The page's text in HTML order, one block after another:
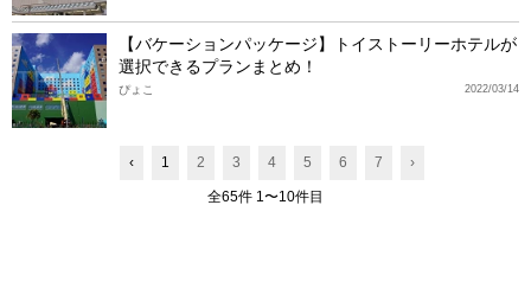
【バケーションパッケージ】トイストーリーホテルが
選択できるプランまとめ！
2022/03/14
ぴょこ
‹ 1 2 3 4 5 6 7 ›
全65件 1〜10件目